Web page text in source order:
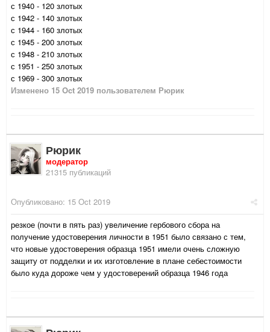
с 1940 - 120 злотых
с 1942 - 140 злотых
с 1944 - 160 злотых
с 1945 - 200 злотых
с 1948 - 210 злотых
с 1951 - 250 злотых
с 1969 - 300 злотых
Изменено 15 Oct 2019 пользователем Рюрик
Рюрик
модератор
21315 публикаций
Опубликовано: 15 Oct 2019
резкое (почти в пять раз) увеличение гербового сбора на
получение удостоверения личности в 1951 было связано с тем,
что новые удостоверения образца 1951 имели очень сложную
защиту от подделки и их изготовление в плане себестоимости
было куда дороже чем у удостоверений образца 1946 года